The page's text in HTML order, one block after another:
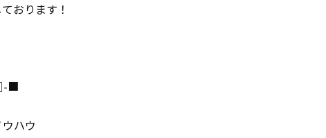
おります！
■
ハウ